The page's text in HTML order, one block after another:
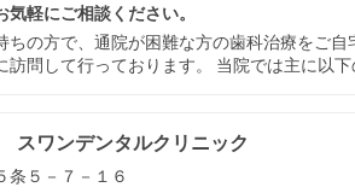
軽にご相談ください。
ちの方で、通院が困難な方の歯科治療をご
訪問して行っております。 当院では主に以
スワンデンタルクリニック
条５－７－１６